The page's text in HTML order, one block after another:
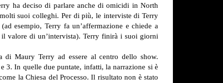
ha deciso di parlare anche di omicidi in North
suoi colleghi. Per di più, le interviste di Terry
esempio, Terry fa un’affermazione e chiede a
valore di un’intervista). Terry finirà i suoi giorni
di Maury Terry ad essere al centro dello show.
3. In quelle due puntate, infatti, la narrazione si è
la Chiesa del Processo. Il risultato non è stato